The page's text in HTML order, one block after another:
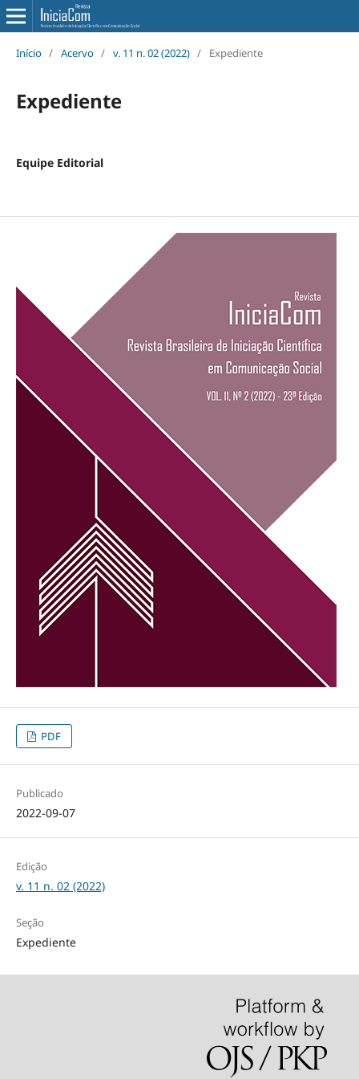
Início / Acervo / v. 11 n. 02 (2022) / Expediente
Expediente
Equipe Editorial
PDF
Publicado
2022-09-07
Edição
v. 11 n. 02 (2022)
Seção
Expediente